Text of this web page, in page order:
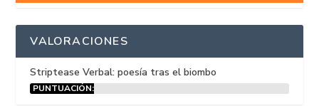
VALORACIONES
Striptease Verbal: poesía tras el biombo
PUNTUACIÓN: